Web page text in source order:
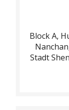
Block A,
Stadt